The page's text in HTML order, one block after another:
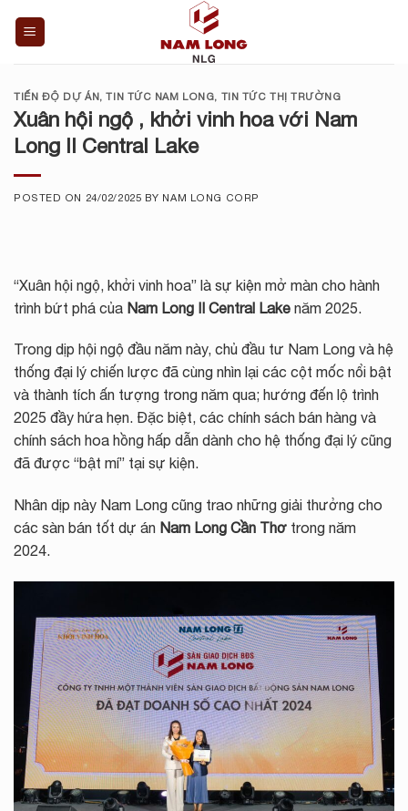
TIẾN ĐỘ DỰ ÁN,TIN TỨC NAM LONG, TIN TỨC THỊ TRƯỜNG
Xuân hội ngộ , khởi vinh hoa với Nam
Long II Central Lake
POSTED ON 24/02/2025 BY NAM LONG CORP
“Xuân hội ngộ, khởi vinh hoa” là sự kiện mở màn cho hành
trình bứt phá của Nam Long II Central Lake năm 2025.
Trong dịp hội ngộ đầu năm này, chủ đầu tư Nam Long và hệ
thống đại lý chiến lược đã cùng nhìn lại các cột mốc nổi bật
và thành tích ấn tượng trong năm qua; hướng đến lộ trình
2025 đầy hứa hẹn. Đặc biệt, các chính sách bán hàng và
chính sách hoa hồng hấp dẫn dành cho hệ thống đại lý cũng
đã được “bật mí” tại sự kiện.
Nhân dịp này Nam Long cũng trao những giải thưởng cho
các sàn bán tốt dự án Nam Long Cần Thơ trong năm
2024.